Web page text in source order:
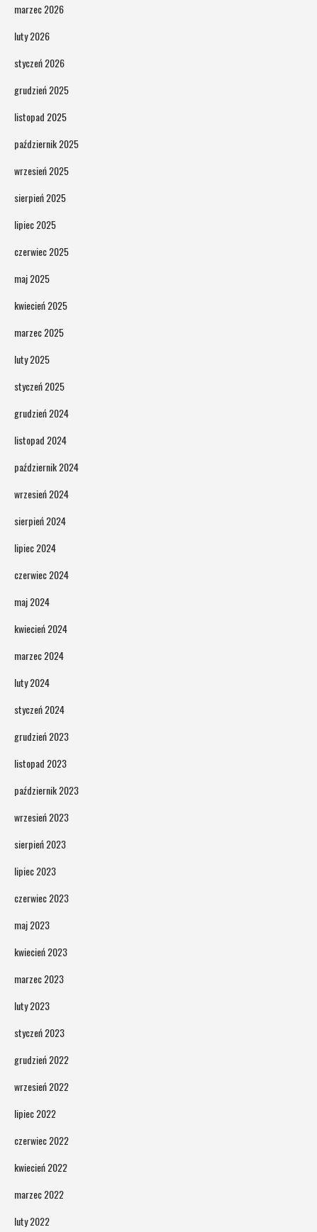
marzec 2026
luty 2026
styczeń 2026
grudzień 2025
listopad 2025
październik 2025
wrzesień 2025
sierpień 2025
lipiec 2025
czerwiec 2025
maj 2025
kwiecień 2025
marzec 2025
luty 2025
styczeń 2025
grudzień 2024
listopad 2024
październik 2024
wrzesień 2024
sierpień 2024
lipiec 2024
czerwiec 2024
maj 2024
kwiecień 2024
marzec 2024
luty 2024
styczeń 2024
grudzień 2023
listopad 2023
październik 2023
wrzesień 2023
sierpień 2023
lipiec 2023
czerwiec 2023
maj 2023
kwiecień 2023
marzec 2023
luty 2023
styczeń 2023
grudzień 2022
wrzesień 2022
lipiec 2022
czerwiec 2022
kwiecień 2022
marzec 2022
luty 2022